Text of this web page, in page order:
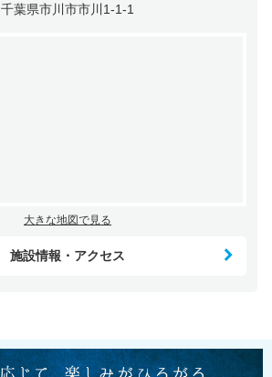
千葉県市川市市川1-1-1
大きな地図で見る
施設情報・アクセス